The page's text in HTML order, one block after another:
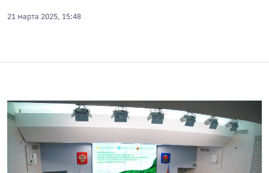
21 марта 2025, 15:48